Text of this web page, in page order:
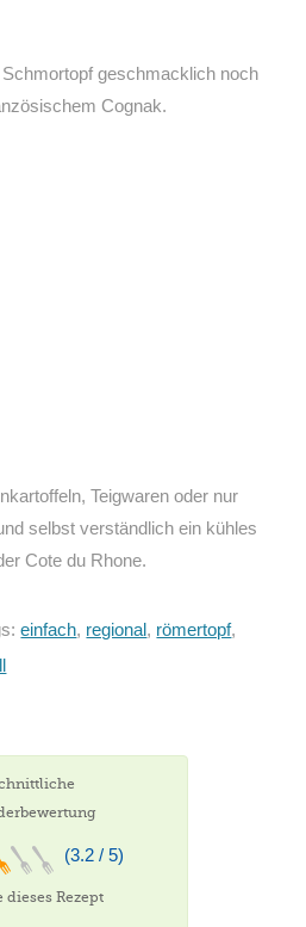
geschmacklich noch
Cognak.
Teigwaren oder nur
selbst verständlich ein kühles
Cote du Rhone.
einfach, regional, römertopf,
(3.2 / 5)
dieses Rezept